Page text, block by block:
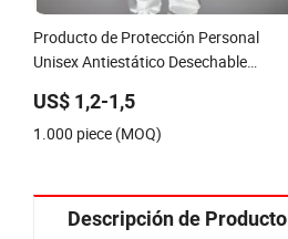
Producto de Protección Personal
Unisex Antiestático Desechable
US$ 1,2-1,5
1.000 piece (MOQ)
Descripción de Producto